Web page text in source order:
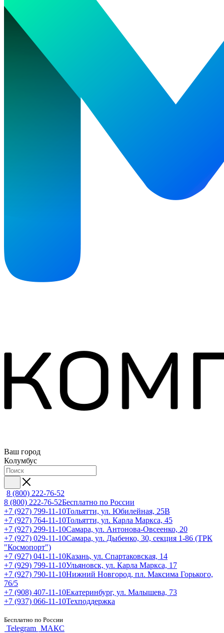
Ваш город
Колумбус
8 (800) 222-76-52
8 (800) 222-76-52Бесплатно по России
+7 (927) 799-11-10Тольятти, ул. Юбилейная, 25В
+7 (927) 764-11-10Тольятти, ул. Карла Маркса, 45
+7 (927) 299-11-10Самара, ул. Антонова-Овсеенко, 20
+7 (927) 029-11-10Самара, ул. Дыбенко, 30, секция 1-86 (ТРК
"Космопорт")
+7 (927) 041-11-10Казань, ул. Спартаковская, 14
+7 (929) 799-11-10Ульяновск, ул. Карла Маркса, 17
+7 (927) 790-11-10Нижний Новгород, пл. Максима Горького,
76/5
+7 (908) 407-11-10Екатеринбург, ул. Малышева, 73
+7 (937) 066-11-10Техподдержка
Бесплатно по России
Telegram МАКС